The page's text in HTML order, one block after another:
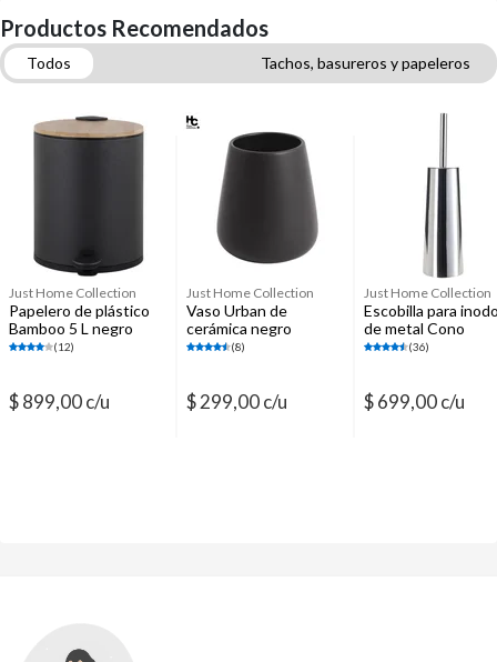
Productos Recomendados
Todos
Tachos, basureros y papeleros
Toallas y toallones
Alfombras de baño y antideslizantes
Esponjas, paños y guantes
Just Home Collection
Papelero de plástico
Bamboo 5 L negro
(12)
$ 899,00 c/u
Just Home Collection
Vaso Urban de
cerámica negro
(8)
$ 299,00 c/u
Just Home Collection
Escobilla para
de metal Cono
plateada
(36)
$ 699,00 c/u